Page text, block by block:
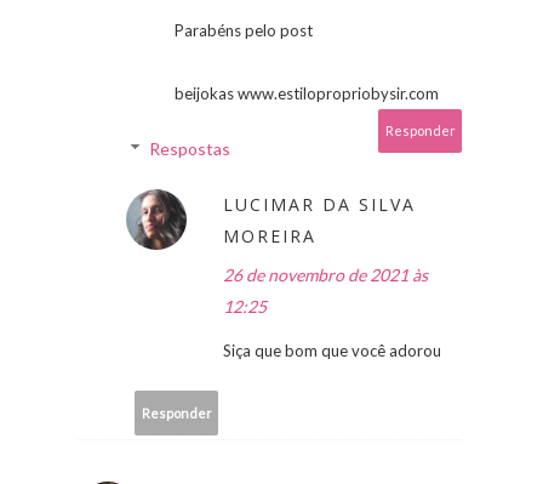
Parabéns pelo post
beijokas www.estilopropriobysir.com
Responder
Respostas
LUCIMAR DA SILVA
MOREIRA
26 de novembro de 2021 às
12:25
Siça que bom que você adorou
Responder